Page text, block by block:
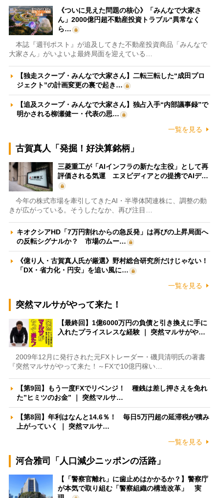
《ついに見えた問題の核心》「みんなで大家さ
ん」2000億円超不動産投資トラブル“異常なく
ら…
本誌『週刊ポスト』が追及してきた不動産投資商品「みんなで
大家さん」がいよいよ最終局面を迎えている…
【独走スクープ・みんなで大家さん】二転三転した“成田プロ
ジェクト”の計画変更の裏で起き…
【追及スクープ・みんなで大家さん】独占入手“内部議事録”で
明かされる柳瀬健一・代表の思…
一覧を見る
古賀真人「発掘！好決算銘柄」
三菱重工が「AIインフラの新たな主役」として再
評価される気運 エヌビディアとの提携でAIデ…
今年の株式市場を牽引してきたAI・半導体関連株に、調整の動
きが広がっている。そうしたなか、再び注目…
キオクシアHD「7万円割れからの急反発」は再びの上昇局面へ
の反転シグナルか？ 市場のムー…
《億り人・古賀真人氏が厳選》野村総合研究所だけじゃない！
「DX・省力化・円安」を追い風に…
一覧を見る
突然マルサがやって来た！
【最終回】1億6000万円の負債と引き換えに手に
入れたプライスレスな経験 ｜ 突然マルサがや…
2009年12月に発行された元FXトレーダー・磯貝清明氏の著書
『突然マルサがやって来た！～FXで10億円稼い…
【第9回】もう一度FXでリベンジ！ 種銭は差し押さえを免れ
た”ヒミツのお金” ｜ 突然マルサ…
【第8回】年利はなんと14.6％！ 毎日5万円超の延滞税が積み
上がっていく ｜ 突然マルサ…
一覧を見る
河合雅司「人口減少ニッポンの活路」
【「警察官離れ」に歯止めはかかるか？】警察庁
が本気で取り組む「警察組織の構造改革」 実